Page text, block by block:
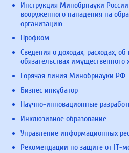
Инструкция Минобрнауки
вооруженного нападения на
организацию
Профком
Сведения о доходах, расходах,
обязательствах имущественного
Горячая линия Минобрнауки РФ
Бизнес инкубатор
Научно-инновационные
Инклюзивное образование
Управление информационных
Рекомендации по защите от IT-